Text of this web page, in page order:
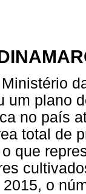
um plano
no país
total de
que
o